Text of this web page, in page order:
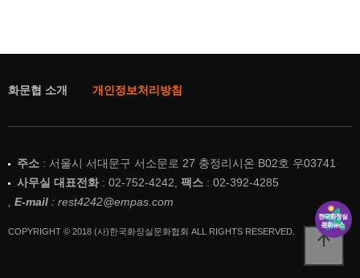
화문협 소개 개인정보처리방침
주소 : 서울시 서대문구 서소문로 27 충정리시온 B02호 우03741
사무실 대표전화: 02-752-4242, 팩스 : 02-392-4285
E-mail : rest4242@empas.com
COPYRIGHT © 2018 (사)한국화장실문화협회 ALL RIGHTS RESERVED. arrow_upward